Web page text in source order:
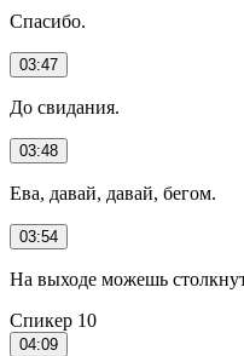
Спасибо.
03:47
До свидания.
03:48
Ева, давай, давай, бегом.
03:54
На выходе можешь
Спикер 10
04:09